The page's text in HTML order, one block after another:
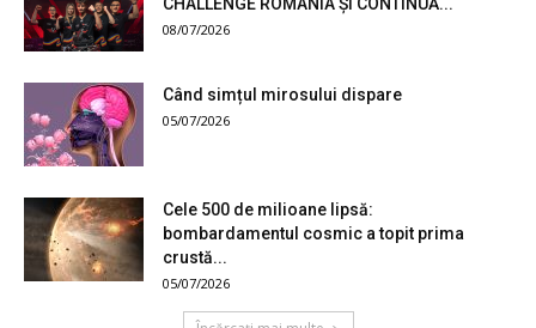
CHALLENGE ROMÂNIA ȘI CONTINUĂ...
08/07/2026
Când simțul mirosului dispare
05/07/2026
Cele 500 de milioane lipsă:
bombardamentul cosmic a topit prima
crustă...
05/07/2026